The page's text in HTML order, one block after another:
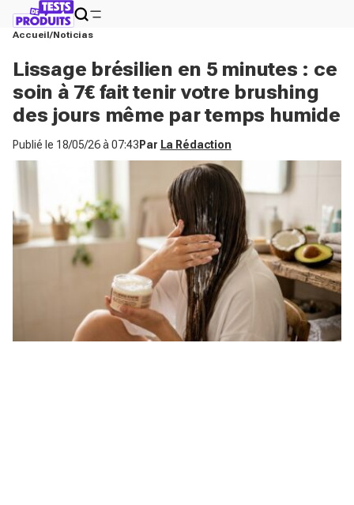
Accueil Noticias
Lissage brésilien en 5 minutes : ce
soin à 7€ fait tenir votre brushing
des jours même par temps humide
Publié le 18/05/26 à 07:43 Par La Rédaction